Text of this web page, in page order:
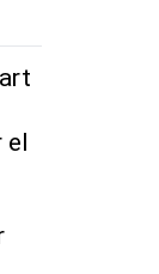
el